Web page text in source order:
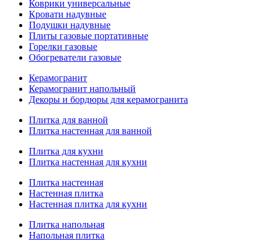
Коврики универсальные
Кровати надувные
Подушки надувные
Плиты газовые портативные
Горелки газовые
Обогреватели газовые
Керамогранит
Керамогранит напольный
Декоры и бордюры для керамогранита
Плитка для ванной
Плитка настенная для ванной
Плитка для кухни
Плитка настенная для кухни
Плитка настенная
Настенная плитка
Настенная плитка для кухни
Плитка напольная
Напольная плитка